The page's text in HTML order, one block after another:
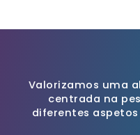
Valorizamos uma
centrada na
diferentes